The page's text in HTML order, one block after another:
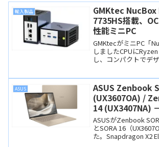
輸入製品
GMKtec NucBox
7735HS搭載、
性能ミニPC
GMKtecがミニPC「
しましたCPUに
し、コンパクトでデ
を採用、OCuLinkも
ASUS
ASUS Zenbook
(UX3607OA) /
14 (UX3407NA)
X2 Elite搭載、16
も1.2kgの超軽
ASUSがZenbook
とSORA 16（
た。Snapdragon X2
PCで、NPU性能は